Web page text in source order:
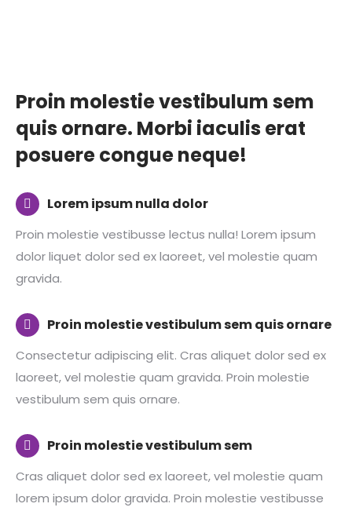
Proin molestie vestibulum sem
quis ornare. Morbi iaculis erat
posuere congue neque!
Lorem ipsum nulla dolor
Proin molestie vestibusse lectus nulla! Lorem ipsum
dolor liquet dolor sed ex laoreet, vel molestie quam
gravida.
Proin molestie vestibulum sem quis ornare
Consectetur adipiscing elit. Cras aliquet dolor sed ex
laoreet, vel molestie quam gravida. Proin molestie
vestibulum sem quis ornare.
Proin molestie vestibulum sem
Cras aliquet dolor sed ex laoreet, vel molestie quam
lorem ipsum dolor gravida. Proin molestie vestibusse